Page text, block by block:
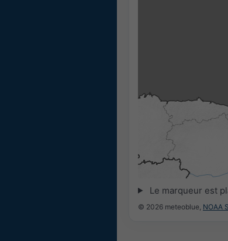
Le marqueur est
© 2026 meteoblue, NOAA